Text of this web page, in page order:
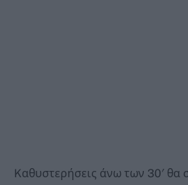
Kαθυστερήσεις άνω των 30′ θα